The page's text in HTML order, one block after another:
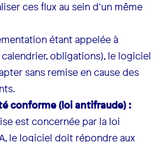
ces flux au sein d’un même
étant appelée à
obligations), le logiciel
sans remise en cause des
conforme (loi antifraude) :
est concernée par la loi
le logiciel doit répondre aux